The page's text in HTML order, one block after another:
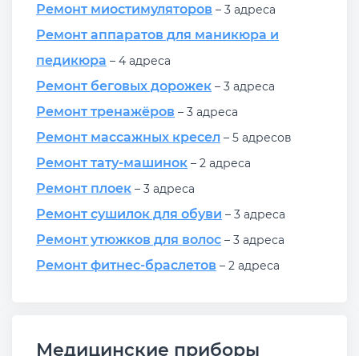
Ремонт миостимуляторов – 3 адреса
Ремонт аппаратов для маникюра и
педикюра – 4 адреса
Ремонт беговых дорожек – 3 адреса
Ремонт тренажёров – 3 адреса
Ремонт массажных кресел – 5 адресов
Ремонт тату-машинок – 2 адреса
Ремонт плоек – 3 адреса
Ремонт сушилок для обуви – 3 адреса
Ремонт утюжков для волос – 3 адреса
Ремонт фитнес-браслетов – 2 адреса
Медицинские приборы